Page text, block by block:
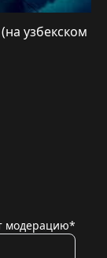
узбекском
модерацию*